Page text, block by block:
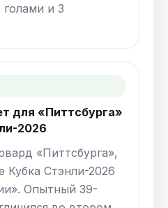
и 3
для «Питтсбурга»
2026
«Питтсбурга»,
Кубка Стэнли-2026
Опытный 39-